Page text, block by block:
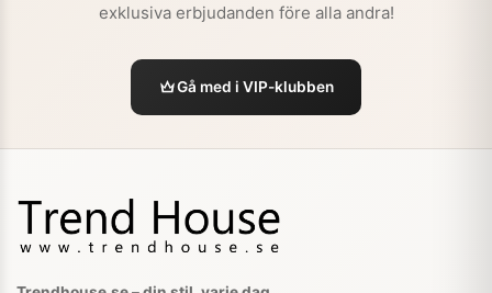
exklusiva erbjudanden före alla andra!
Gå med i VIP-klubben